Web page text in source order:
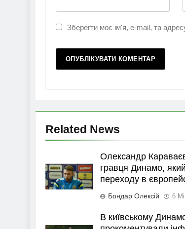
Зберегти моє ім'я, e-mail, та
Related News
Олександр
гравця Динамо,
переходу в
Бондар Олексій 6
В київському